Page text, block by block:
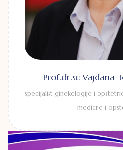
Prof.dr.sc Vajdana
specijalist ginekologije i
medicne i